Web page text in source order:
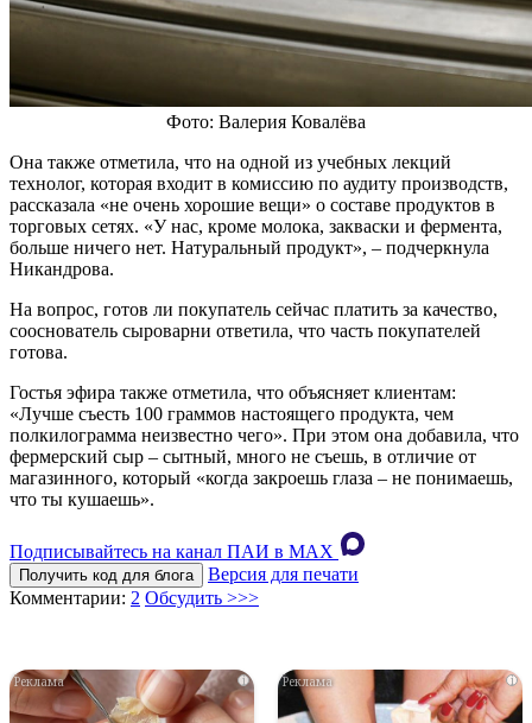
Фото: Валерия Ковалёва
Она также отметила, что на одной из учебных лекций
технолог, которая входит в комиссию по аудиту производств,
рассказала «не очень хорошие вещи» о составе продуктов в
торговых сетях. «У нас, кроме молока, закваски и фермента,
больше ничего нет. Натуральный продукт», – подчеркнула
Никандрова.
На вопрос, готов ли покупатель сейчас платить за качество,
сооснователь сыроварни ответила, что часть покупателей
готова.
Гостья эфира также отметила, что объясняет клиентам:
«Лучше съесть 100 граммов настоящего продукта, чем
полкилограмма неизвестно чего». При этом она добавила, что
фермерский сыр – сытный, много не съешь, в отличие от
магазинного, который «когда закроешь глаза – не понимаешь,
что ты кушаешь».
Подписывайтесь на канал ПАИ в MAХ
Получить код для блога
Версия для печати
Комментарии: 2 Обсудить >>>
i i